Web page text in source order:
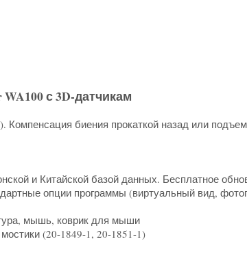
с 3D-датчикам
Компенсация биения прокаткой назад или
и Китайской базой данных. Бесплатное
опции программы (виртуальный вид,
мышь, коврик для мыши
(20-1849-1, 20-1851-1)